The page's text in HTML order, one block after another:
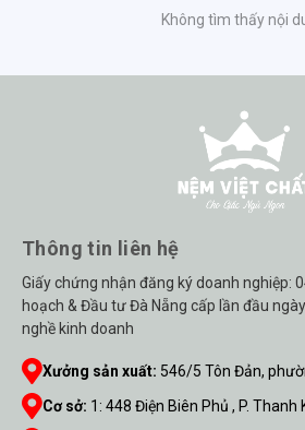
Thông tin liên hệ
Giấy chứng nhận đăng ký doanh nghiệp:
hoạch & Đầu tư Đà Nẵng cấp lần đầu
nghề kinh doanh
Xưởng sản xuất: 546/5 Tôn Đản,
Cơ sở: 1 : 448 Điện Biên Phủ , P. Thanh